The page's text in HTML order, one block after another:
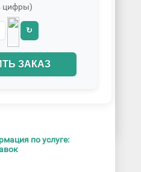
цифры)
↻
ЗАКАЗ
по услуге: